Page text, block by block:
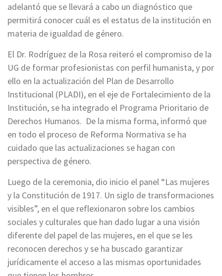
adelantó que se llevará a cabo un diagnóstico que
permitirá conocer cuál es el estatus de la institución en
materia de igualdad de género.
El Dr. Rodríguez de la Rosa reiteró el compromiso de la
UG de formar profesionistas con perfil humanista, y por
ello en la actualización del Plan de Desarrollo
Institucional (PLADI), en el eje de Fortalecimiento de la
Institución, se ha integrado el Programa Prioritario de
Derechos Humanos. De la misma forma, informó que
en todo el proceso de Reforma Normativa se ha
cuidado que las actualizaciones se hagan con
perspectiva de género.
Luego de la ceremonia, dio inicio el panel “Las mujeres
y la Constitución de 1917. Un siglo de transformaciones
visibles”, en el que reflexionaron sobre los cambios
sociales y culturales que han dado lugar a una visión
diferente del papel de las mujeres, en el que se les
reconocen derechos y se ha buscado garantizar
jurídicamente el acceso a las mismas oportunidades